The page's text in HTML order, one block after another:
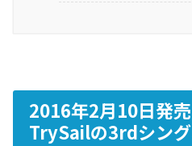
2016年2月10日発売
TrySailの3rdシング